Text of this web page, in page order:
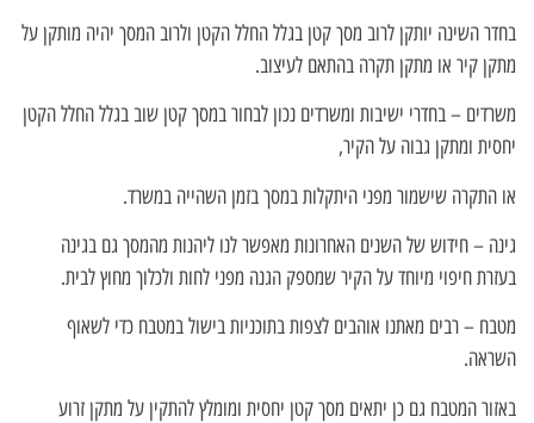
בחדר השינה יותקן לרוב מסך קטן בגלל החלל הקטן ולרוב המסך יהיה מותקן על
מתקן קיר או מתקן תקרה בהתאם לעיצוב.
משרדים – בחדרי ישיבות ומשרדים נכון לבחור במסך קטן שוב בגלל החלל הקטן
יחסית ומתקן גבוה על הקיר,
או התקרה שישמור מפני היתקלות במסך בזמן השהייה במשרד.
גינה – חידוש של השנים האחרונות מאפשר לנו ליהנות מהמסך גם בגינה
בעזרת חיפוי מיוחד על הקיר שמספק הגנה מפני לחות ולכלוך מחוץ לבית.
מטבח – רבים מאתנו אוהבים לצפות בתוכניות בישול במטבח כדי לשאוף
השראה.
באזור המטבח גם כן יתאים מסך קטן יחסית ומומלץ להתקין על מתקן זרוע